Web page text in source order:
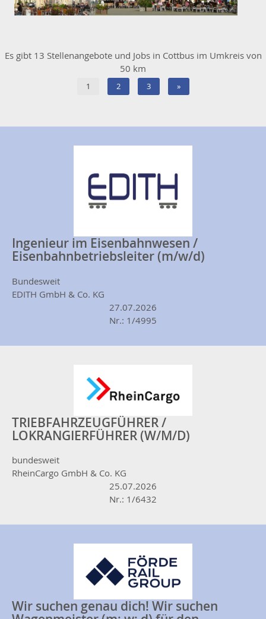
Es gibt 13 Stellenangebote und Jobs in Cottbus im Umkreis von
50 km
1 2 3 »
Ingenieur im Eisenbahnwesen /
Eisenbahnbetriebsleiter (m/w/d)
Bundesweit
EDITH GmbH & Co. KG
27.07.2026
Nr.: 1/4995
TRIEBFAHRZEUGFÜHRER /
LOKRANGIERFÜHRER (W/M/D)
bundesweit
RheinCargo GmbH & Co. KG
25.07.2026
Nr.: 1/6432
Wir suchen genau dich! Wir suchen